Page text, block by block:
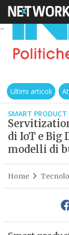
Ultimi articoli
SMART PRODUCT
di IoT e Big
modelli di
Home